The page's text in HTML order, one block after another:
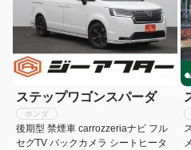
ステップワゴンスパーダ
ホンダ
後期型 禁煙車 carrozzeriaナビ フル
セグTV バックカメラ シートヒータ